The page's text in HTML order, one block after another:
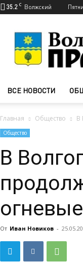
35.2 C Волжский
ВСЕ НОВОСТИ
Главная Общество В
Общество
В
От Иван Новиков -